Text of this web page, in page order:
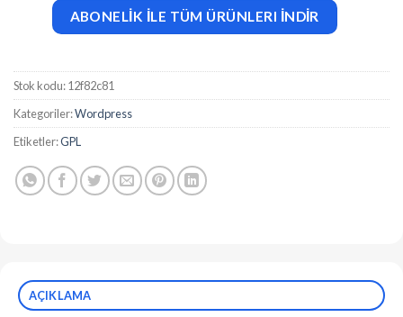
ABONELİK İLE TÜM ÜRÜNLERI İNDİR
Stok kodu:12f82c81
Kategoriler:Wordpress
Etiketler:GPL
AÇIKLAMA